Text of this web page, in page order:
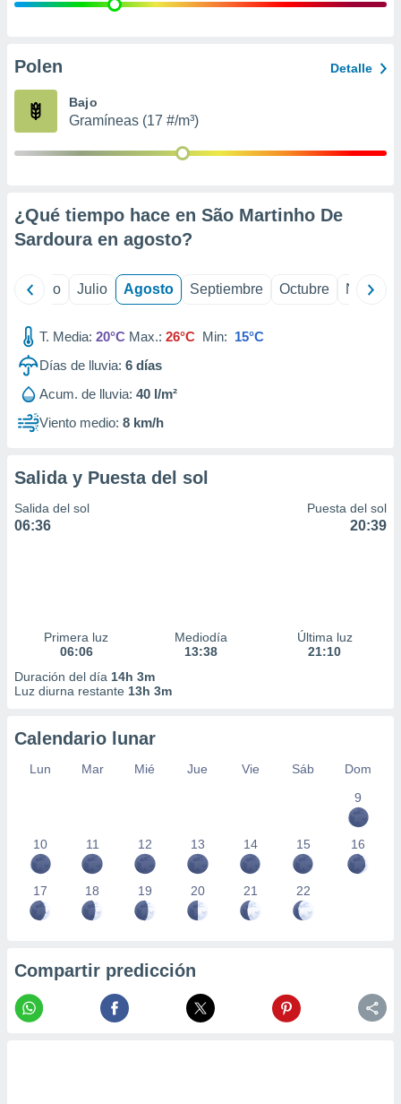
e
publicidad
Polen Detalle
Bajo
Gramíneas (17 #/m³)
¿Qué tiempo hace en São Martinho De
Sardoura en agosto?
Junio Julio Agosto Septiembre Octubre
T. Media: 20°C Max.: 26°C Min: 15°C
Días de lluvia: 6 días
Acum. de lluvia: 40 l/m²
Viento medio: 8 km/h
Salida y Puesta del sol
Salida del sol
06:36
Puesta del sol
20:39
Primera luz
06:06
Mediodía
13:38
Última luz
21:10
Duración del día 14h 3m
Luz diurna restante 13h 3m
Calendario lunar
Lun Mar Mié Jue Vie Sáb
Dom
9
10 11 12 13 14 15 16
17 18 19 20 21 22
Compartir predicción